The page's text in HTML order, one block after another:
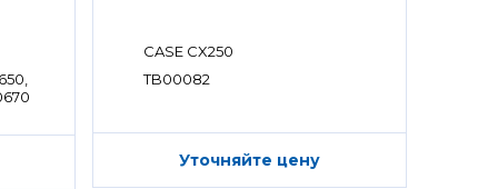
CASE CX250
TB00082
Уточняйте цену